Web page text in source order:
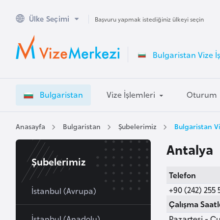
Ülke Seçimi Başvuru yapmak istediğiniz ülkeyi seçin
Bulgaristan Vize
Bulgaristan Vize İşlemleri Oturum
Anasayfa Bulgaristan Şubelerimiz Bulgaristan
Antalya
Telefon
+90 (242) 255
Çalışma
Şubelerimiz
İstanbul (Avrupa)
A
u
s
a
l
A
u
s
t